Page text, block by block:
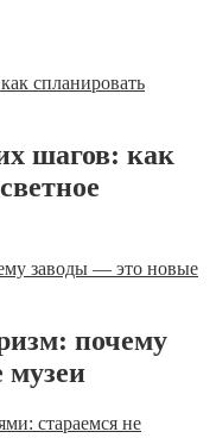
шагов: как
почему
музеи